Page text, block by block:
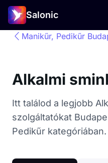
Salonic
Manikűr, Pedikűr
Alkalmi
Itt találod a legjobb
szolgáltatókat
Pedikűr kategóriában.